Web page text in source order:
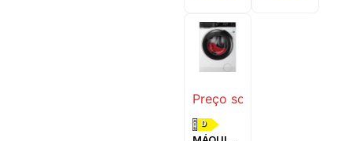
Preço sob consulta
D